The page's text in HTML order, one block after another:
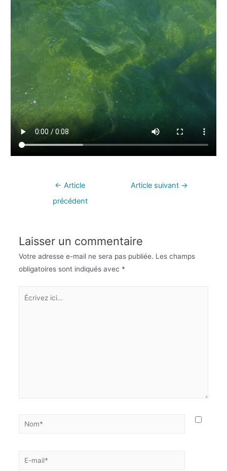
← Article
précédent
Article suivant →
Laisser un commentaire
Votre adresse e-mail ne sera pas publiée. Les champs
obligatoires sont indiqués avec *